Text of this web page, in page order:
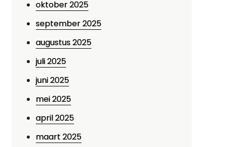
oktober 2025
september 2025
augustus 2025
juli 2025
juni 2025
mei 2025
april 2025
maart 2025